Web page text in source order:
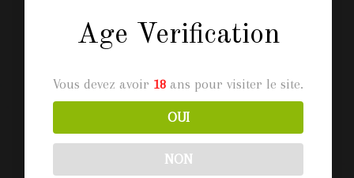
Age Verification
Vous devez avoir 18ans pour visiter le site.
OUI
NON